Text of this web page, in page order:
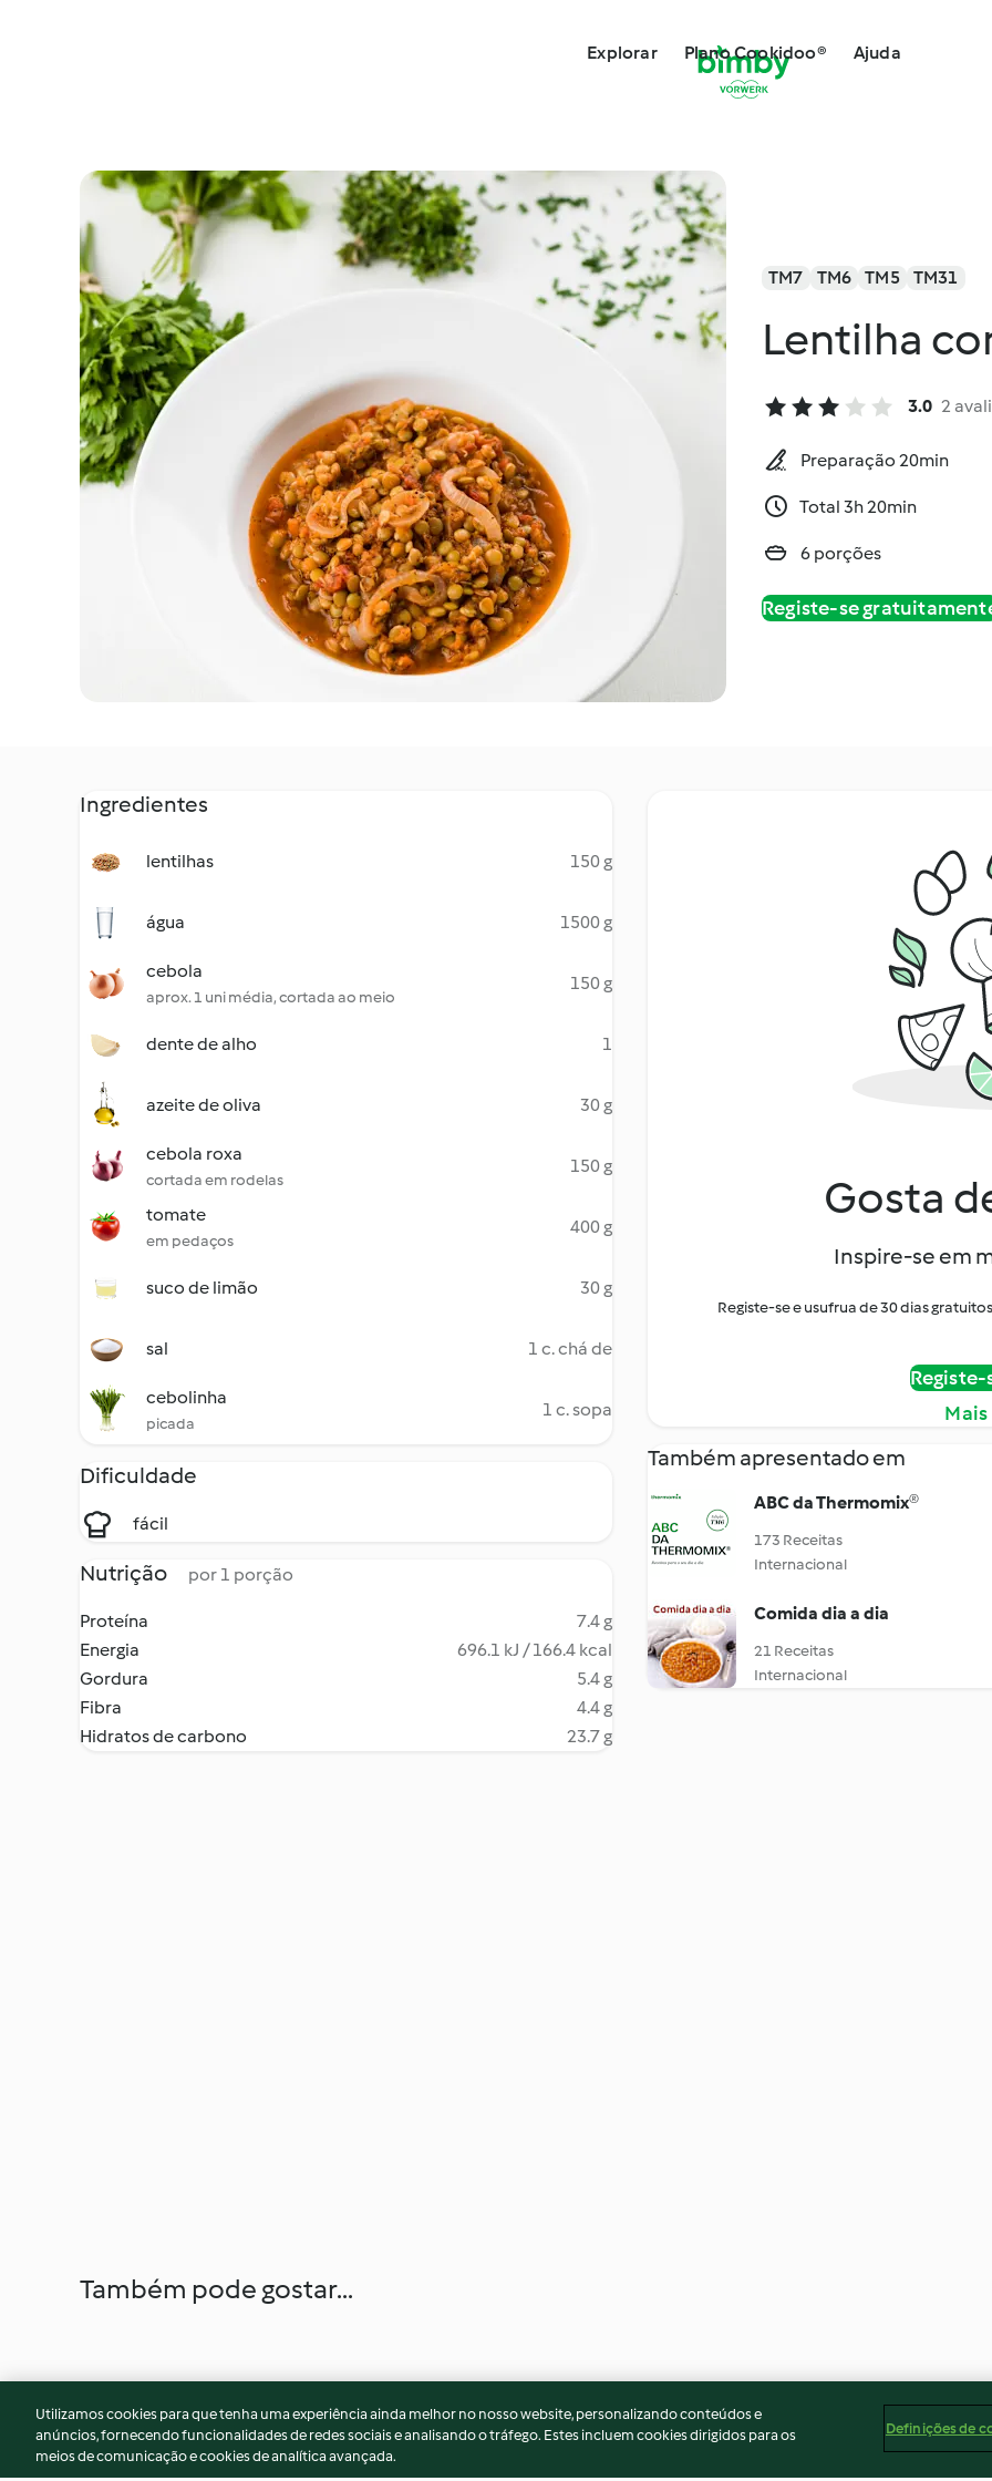
Explorar Plano Cookidoo® Ajuda
TM7 TM6 TM5 TM31
Lentilha
3.0 2
Preparação 20min
Total 3h 20min
6 porções
Registe-se
Ingredientes
lentilhas 150 g
água 1500 g
cebola
aprox. 1 uni média, cortada ao meio
150 g
dente de alho 1
azeite de oliva 30 g
cebola roxa
cortada em rodelas
150 g
tomate
em pedaços
400 g
suco de limão 30 g
sal 1 c. chá de
cebolinha
picada
1 c. sopa
Dificuldade
fácil
Nutrição por 1 porção
Proteína
7.4 g
Energia
696.1 kJ / 166.4 kcal
Gordura
5.4 g
Fibra
4.4 g
Hidratos de carbono
23.7 g
Gosta
Inspire-se em
Registe-se e usufrua de 30 dias
Também apresentado em
ABC da Thermomix®
173 Receitas
Internacional
Comida dia a dia
21 Receitas
Internacional
Também pode gostar...
Utilizamos cookies para que tenha uma experiência ainda melhor no nosso website, personalizando conteúdos e
anúncios, fornecendo funcionalidades de redes sociais e analisando o tráfego. Estes incluem cookies dirigidos para os
meios de comunicação e cookies de analítica avançada.
Definições de